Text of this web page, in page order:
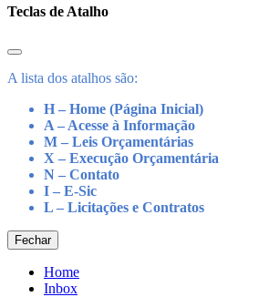
Teclas de Atalho
A lista dos atalhos são:
H – Home (Página Inicial)
A – Acesse à Informação
M – Leis Orçamentárias
X – Execução Orçamentária
N – Contato
I – E-Sic
L – Licitações e Contratos
Fechar
Home
Inbox